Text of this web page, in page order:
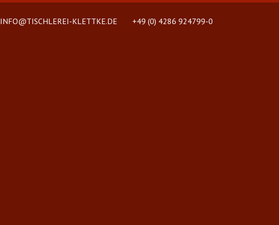
INFO@TISCHLEREI-KLETTKE.DE +49 (0) 4286 924799-0